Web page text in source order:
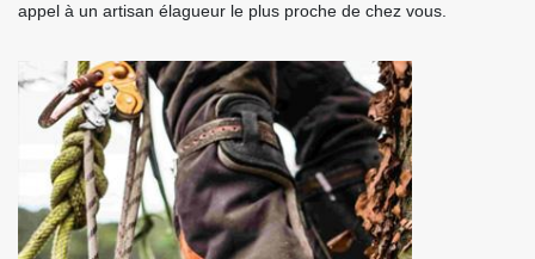
appel à un artisan élagueur le plus proche de chez vous.